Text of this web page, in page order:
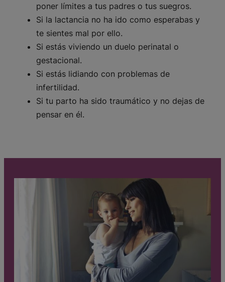
poner límites a tus padres o tus suegros.
Si la lactancia no ha ido como esperabas y
te sientes mal por ello.
Si estás viviendo un duelo perinatal o
gestacional.
Si estás lidiando con problemas de
infertilidad.
Si tu parto ha sido traumático y no dejas de
pensar en él.